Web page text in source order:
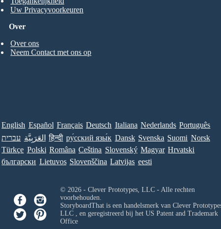
Over
Over ons
Neem Contact met ons op
Uw Privacyvoorkeuren
English Español Français Deutsch Italiana Nederlands Português
עברית العَرَبِيَّة हिन्दी ру́сский язы́к Dansk Svenska Suomi Norsk
Türkçe Polski Româna Ceština Slovenský Magyar Hrvatski
български Lietuvos Slovenščina Latvijas eesti
© 2026 - Clever Prototypes, LLC - Alle rechten
voorbehouden.
StoryboardThat is een handelsmerk van Clever
LLC, en geregistreerd bij het US Patent and Trademark
Office